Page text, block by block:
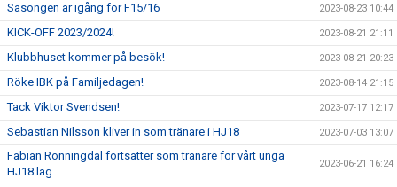
Säsongen är igång för F15/16 2023-08-23 10:44
KICK-OFF 2023/2024! 2023-08-21 21:11
Klubbhuset kommer på besök! 2023-08-21 20:23
Röke IBK på Familjedagen! 2023-08-14 21:15
Tack Viktor Svendsen! 2023-07-17 12:17
Sebastian Nilsson kliver in som tränare i HJ18 2023-07-03 13:07
Fabian Rönningdal fortsätter som tränare för vårt unga
HJ18 lag
2023-06-21 16:24